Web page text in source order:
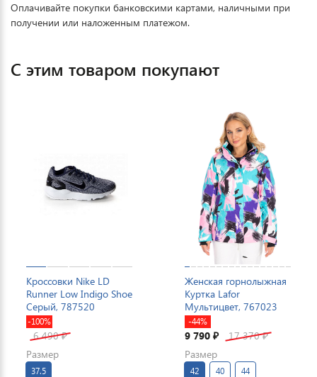
Оплачивайте покупки банковскими картами, наличными при
получении или наложенным платежом.
С этим товаром покупают
Кроссовки Nike LD
Runner Low Indigo Shoe
Серый, 787520
-100%
6 490₽
Размер
37.5
Женская горнолыжная
Куртка Lafor
Мультицвет, 767023
-44%
9 790 ₽ 17 370₽
Размер
42 40 44